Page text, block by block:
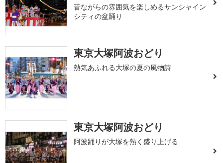
昔ながらの雰囲気を楽しめるサンシャイン
シティの盆踊り
東京大塚阿波おどり
熱気あふれる大塚の夏の風物詩
東京大塚阿波おどり
阿波踊りが大塚を熱く盛り上げる